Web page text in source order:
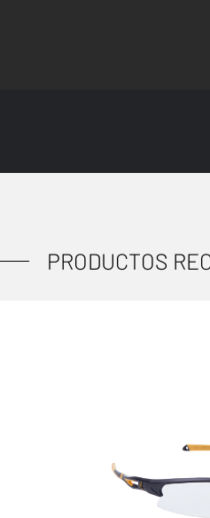
PRODUCTOS